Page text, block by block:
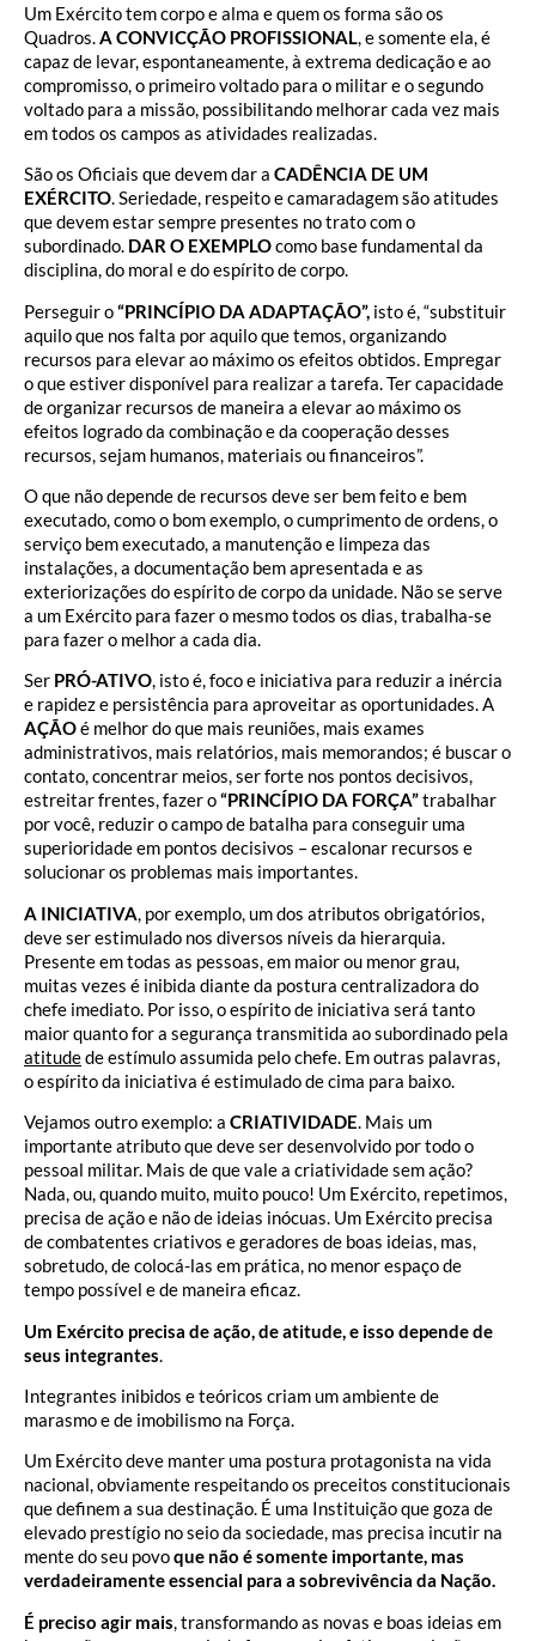
Um Exército tem corpo e alma e quem os forma são os
Quadros.A CONVICÇÃO PROFISSIONAL, e somente ela, é
capaz de levar, espontaneamente, à extrema dedicação e ao
compromisso, o primeiro voltado para o militar e o segundo
voltado para a missão, possibilitando melhorar cada vez mais
em todos os campos as atividades realizadas.
São os Oficiais que devem dar a CADÊNCIA DE UM
EXÉRCITO. Seriedade, respeito e camaradagem são atitudes
que devem estar sempre presentes no trato com o
subordinado. DAR O EXEMPLOcomo base fundamental da
disciplina, do moral e do espírito de corpo.
Perseguir o“PRINCÍPIO DA ADAPTAÇÃO”, isto é, “substituir
aquilo que nos falta por aquilo que temos, organizando
recursos para elevar ao máximo os efeitos obtidos. Empregar
o que estiver disponível para realizar a tarefa. Ter capacidade
de organizar recursos de maneira a elevar ao máximo os
efeitos logrado da combinação e da cooperação desses
recursos, sejam humanos, materiais ou financeiros”.
O que não depende de recursos deve ser bem feito e bem
executado, como o bom exemplo, o cumprimento de ordens, o
serviço bem executado, a manutenção e limpeza das
instalações, a documentação bem apresentada e as
exteriorizações do espírito de corpo da unidade. Não se serve
a um Exército para fazer o mesmo todos os dias, trabalha-se
para fazer o melhor a cada dia.
Ser PRÓ-ATIVO, isto é, foco e iniciativa para reduzir a inércia
e rapidez e persistência para aproveitar as oportunidades. A
AÇÃOé melhor do que mais reuniões, mais exames
administrativos, mais relatórios, mais memorandos; é buscar o
contato, concentrar meios, ser forte nos pontos decisivos,
estreitar frentes, fazer o“PRINCÍPIO DA FORÇA”trabalhar
por você, reduzir o campo de batalha para conseguir uma
superioridade em pontos decisivos – escalonar recursos e
solucionar os problemas mais importantes.
A INICIATIVA, por exemplo, um dos atributos obrigatórios,
deve ser estimulado nos diversos níveis da hierarquia.
Presente em todas as pessoas, em maior ou menor grau,
muitas vezes é inibida diante da postura centralizadora do
chefe imediato. Por isso, o espírito de iniciativa será tanto
maior quanto for a segurança transmitida ao subordinado pela
atitudede estímulo assumida pelo chefe. Em outras palavras,
o espírito da iniciativa é estimulado de cima para baixo.
Vejamos outro exemplo: a CRIATIVIDADE. Mais um
importante atributo que deve ser desenvolvido por todo o
pessoal militar. Mais de que vale a criatividade sem ação?
Nada, ou, quando muito, muito pouco! Um Exército, repetimos,
precisa de ação e não de ideias inócuas. Um Exército precisa
de combatentes criativos e geradores de boas ideias, mas,
sobretudo, de colocá-las em prática, no menor espaço de
tempo possível e de maneira eficaz.
Um Exército precisa de ação, de atitude, e isso depende de
seus integrantes.
Integrantes inibidos e teóricos criam um ambiente de
marasmo e de imobilismo na Força.
Um Exército deve manter uma postura protagonista na vida
nacional, obviamente respeitando os preceitos constitucionais
que definem a sua destinação. É uma Instituição que goza de
elevado prestígio no seio da sociedade, mas precisa incutir na
mente do seu povoque não é somente importante, mas
verdadeiramente essencial para a sobrevivência da Nação.
É preciso agir mais, transformando as novas e boas ideias em